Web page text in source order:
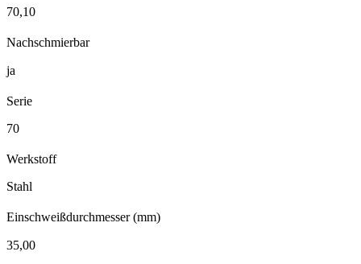
70,10
Nachschmierbar
ja
Serie
70
Werkstoff
Stahl
Einschweißdurchmesser (mm)
35,00